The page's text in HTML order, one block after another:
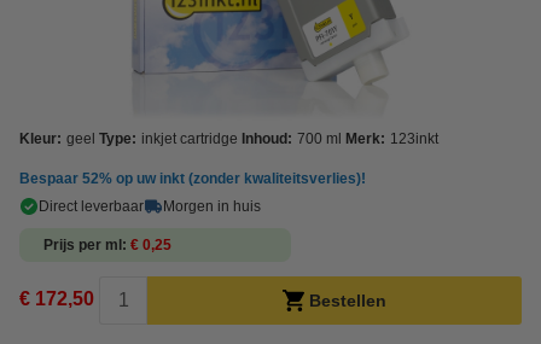
Kleur: geel Type: inkjet cartridge Inhoud: 700 ml Merk: 123inkt
Bespaar 52% op uw inkt (zonder kwaliteitsverlies)!
Direct leverbaar
Morgen in huis
Prijs per ml € 0,25
€ 172,50 Bestellen